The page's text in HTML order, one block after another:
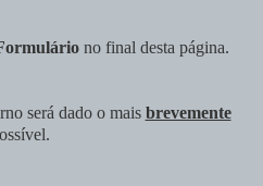
no final desta página.
será dado o mais brevemente